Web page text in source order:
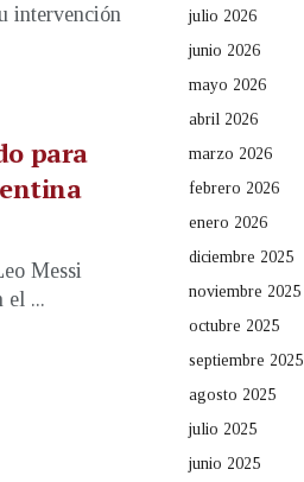
intervención
para
Messi
el ...
julio 2026
junio 2026
mayo 2026
abril 2026
marzo 2026
febrero 2026
enero 2026
diciembre 2025
noviembre 2025
octubre 2025
septiembre 2025
agosto 2025
julio 2025
junio 2025